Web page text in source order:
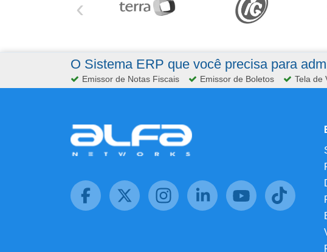
‹
O Sistema ERP que você precisa para
Emissor de Notas Fiscais Emissor de Boletos Tela de